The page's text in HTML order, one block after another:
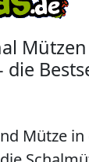
die
Mütze